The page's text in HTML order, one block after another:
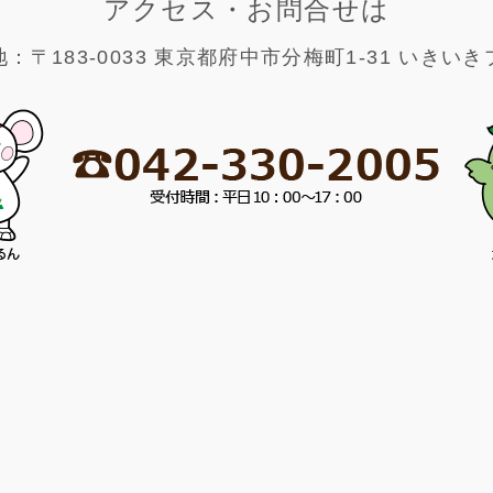
アクセス・お問合せは
：〒183-0033 東京都府中市分梅町1-31 いきいき